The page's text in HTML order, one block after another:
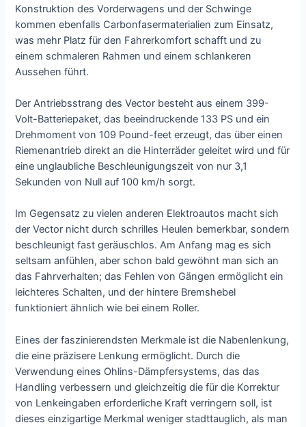
Konstruktion des Vorderwagens und der Schwinge
kommen ebenfalls Carbonfasermaterialien zum Einsatz,
was mehr Platz für den Fahrerkomfort schafft und zu
einem schmaleren Rahmen und einem schlankeren
Aussehen führt.
Der Antriebsstrang des Vector besteht aus einem 399-
Volt-Batteriepaket, das beeindruckende 133 PS und ein
Drehmoment von 109 Pound-feet erzeugt, das über einen
Riemenantrieb direkt an die Hinterräder geleitet wird und für
eine unglaubliche Beschleunigungszeit von nur 3,1
Sekunden von Null auf 100 km/h sorgt.
Im Gegensatz zu vielen anderen Elektroautos macht sich
der Vector nicht durch schrilles Heulen bemerkbar, sondern
beschleunigt fast geräuschlos. Am Anfang mag es sich
seltsam anfühlen, aber schon bald gewöhnt man sich an
das Fahrverhalten; das Fehlen von Gängen ermöglicht ein
leichteres Schalten, und der hintere Bremshebel
funktioniert ähnlich wie bei einem Roller.
Eines der faszinierendsten Merkmale ist die Nabenlenkung,
die eine präzisere Lenkung ermöglicht. Durch die
Verwendung eines Ohlins-Dämpfersystems, das das
Handling verbessern und gleichzeitig die für die Korrektur
von Lenkeingaben erforderliche Kraft verringern soll, ist
dieses einzigartige Merkmal weniger stadttauglich, als man